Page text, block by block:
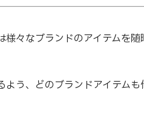
様々なブランドのアイテムを
よう、どのブランドアイテム